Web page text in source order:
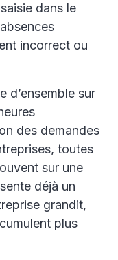
dans le
incorrect ou
d’ensemble sur
des demandes
toutes
sur une
déjà un
grandit,
plus